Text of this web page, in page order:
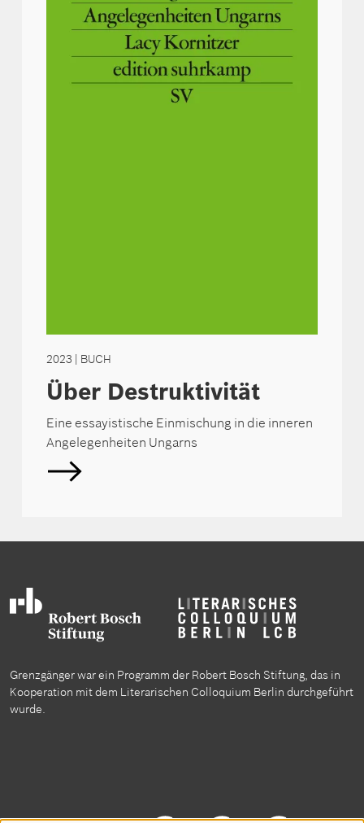
2023 | BUCH
Über Destruktivität
Eine essayistische Einmischung in die inneren
Angelegenheiten Ungarns
Grenzgänger war ein Programm der Robert Bosch Stiftung, das in
Kooperation mit dem Literarischen Colloquium Berlin durchgeführt
wurde.